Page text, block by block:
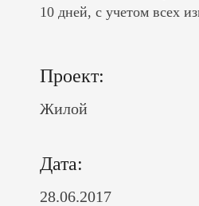
10 дней, с учетом всех
Проект:
Жилой
Дата:
28.06.2017